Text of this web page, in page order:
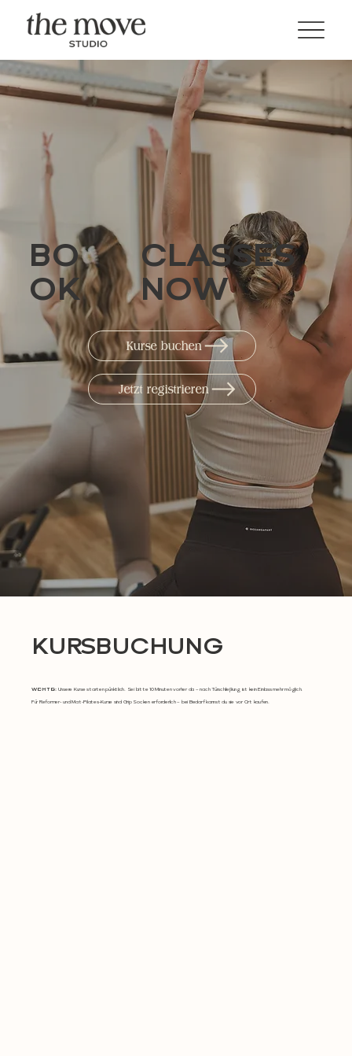
BO
OK
CLASSES
NOW
Kurse buchen
Jetzt registrieren
WICHTIG:Unsere Kurse starten pünktlich. Sei bitte 10 Minuten vorher da – nach Türschließung ist kein Einlass mehr möglich.
Für Reformer- und Mat-Pilates-Kurse sind Grip Socken erforderlich – bei Bedarf kannst du sie vor Ort kaufen.
KURSBUCHUNG